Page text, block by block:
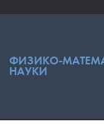
ФИЗИКО-
НАУКИ